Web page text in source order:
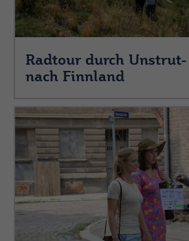
Radtour durch
nach Finnland